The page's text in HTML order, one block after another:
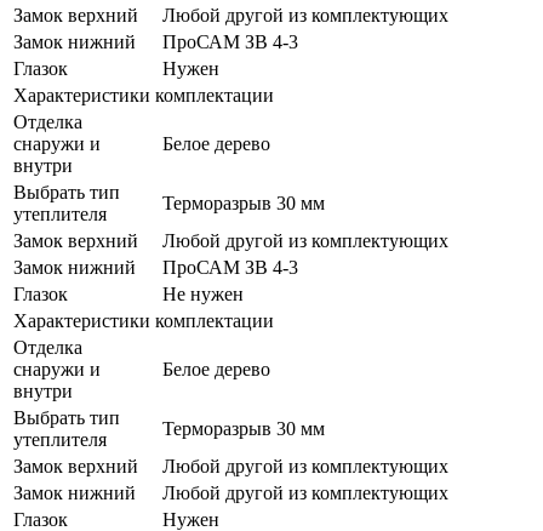
Замок верхний
Любой другой из комплектующих
Замок нижний
ПроСАМ ЗВ 4-3
Глазок
Нужен
Характеристики комплектации
Отделка
снаружи и
внутри
Белое дерево
Выбрать тип
утеплителя
Терморазрыв 30 мм
Замок верхний
Любой другой из комплектующих
Замок нижний
ПроСАМ ЗВ 4-3
Глазок
Не нужен
Характеристики комплектации
Отделка
снаружи и
внутри
Белое дерево
Выбрать тип
утеплителя
Терморазрыв 30 мм
Замок верхний
Любой другой из комплектующих
Замок нижний
Любой другой из комплектующих
Глазок
Нужен